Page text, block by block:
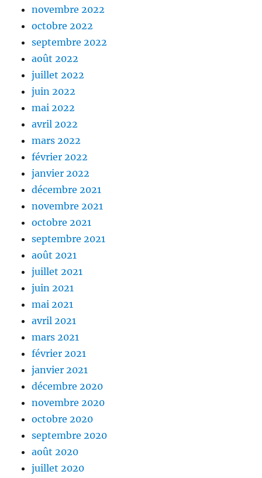
novembre 2022
octobre 2022
septembre 2022
août 2022
juillet 2022
juin 2022
mai 2022
avril 2022
mars 2022
février 2022
janvier 2022
décembre 2021
novembre 2021
octobre 2021
septembre 2021
août 2021
juillet 2021
juin 2021
mai 2021
avril 2021
mars 2021
février 2021
janvier 2021
décembre 2020
novembre 2020
octobre 2020
septembre 2020
août 2020
juillet 2020